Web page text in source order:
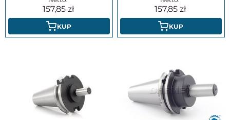
157,85
KUP
157,85
KUP